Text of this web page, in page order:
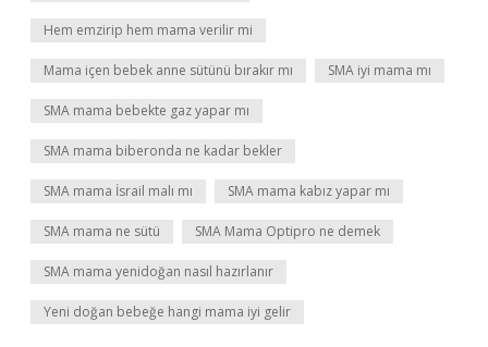
Hem emzirip hem mama verilir mi
Mama içen bebek anne sütünü bırakır mı SMA iyi mama mı
SMA mama bebekte gaz yapar mı
SMA mama biberonda ne kadar bekler
SMA mama İsrail malı mı SMA mama kabız yapar mı
SMA mama ne sütü SMA Mama Optipro ne demek
SMA mama yenidoğan nasıl hazırlanır
Yeni doğan bebeğe hangi mama iyi gelir